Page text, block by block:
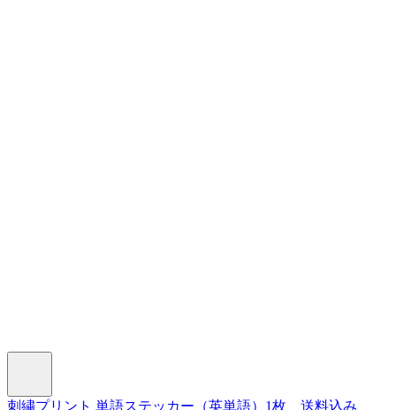
刺繍プリント 単語ステッカー（英単語）1枚 送料込み